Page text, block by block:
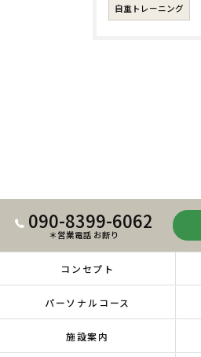
自重トレーニング
090-8399-6062
＊営業電話 お断り
コンセプト
パーソナルコース
施設案内